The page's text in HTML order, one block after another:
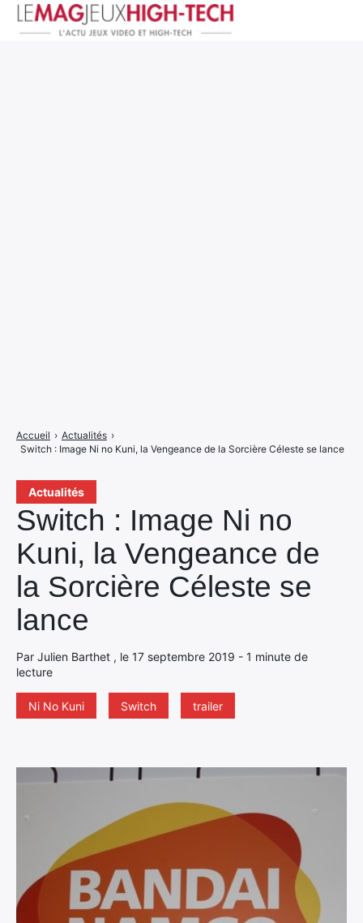
Actualités
Switch : Image Ni no
Kuni, la Vengeance de
la Sorcière Céleste se
lance
Par Julien Barthet , le 17 septembre 2019 - 1 minute de
lecture
Ni No Kuni Switch trailer
Accueil › Actualités ›
Switch : Image Ni no Kuni, la Vengeance de la Sorcière Céleste se lance